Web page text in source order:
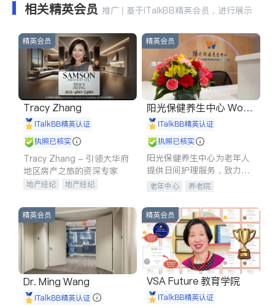
相关精英会员 推广 | 基于iTalkBB精英会员，进行展示
精英会员
Tracy Zhang
iTalkBB精英认证
执照已核实
Tracy Zhang - 引领大华府
地区房产之旅的资深专家
地产经纪
地产经纪
商铺租售
开发商建商
精英会员
阳光保健养生中心 World
shine
iTalkBB精英认证
执照已核实
阳光保健养生中心为老年人
提供日间护理服务，致力于
通过持续的护理创新来有效
老年中心 养老院
精英会员
Dr. Ming Wang
iTalkBB精英认证
精英会员
VSA Future 教育学院
iTalkBB精英认证